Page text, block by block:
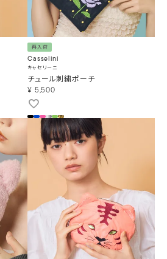
再入荷
Casselini
キャセリーニ
チュール刺繍ポーチ
¥ 5,500